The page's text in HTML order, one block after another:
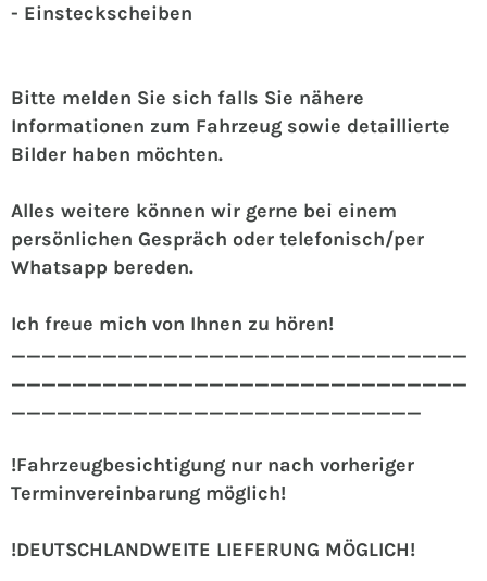
- Einsteckscheiben
Bitte melden Sie sich falls Sie nähere
Informationen zum Fahrzeug sowie detaillierte
Bilder haben möchten.
Alles weitere können wir gerne bei einem
persönlichen Gespräch oder telefonisch/per
Whatsapp bereden.
Ich freue mich von Ihnen zu hören!
______________________________
______________________________
___________________________
!Fahrzeugbesichtigung nur nach vorheriger
Terminvereinbarung möglich!
!DEUTSCHLANDWEITE LIEFERUNG MÖGLICH!